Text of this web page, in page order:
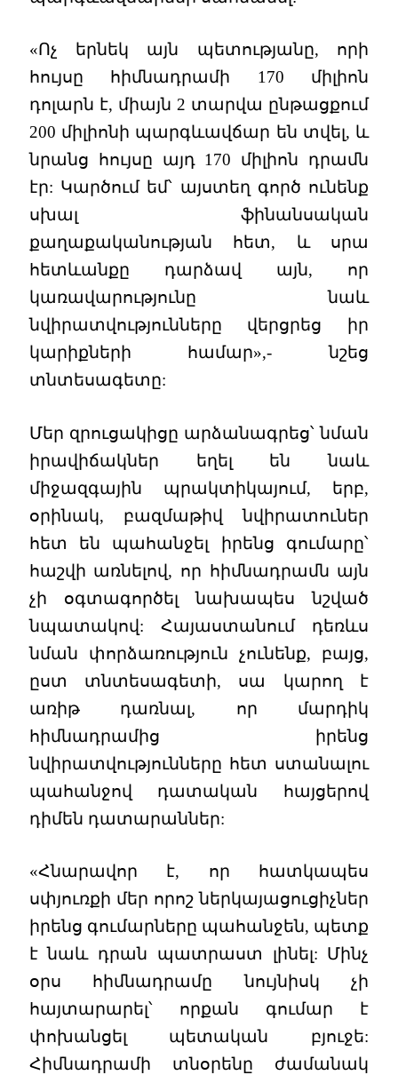
«Ոչ երնեկ այն պետությանը, որի
հույսը հիմնադրամի 170 միլիոն
դոլարն է, միայն 2 տարվա ընթացքում
200 միլիոնի պարգևավճար են տվել, և
նրանց հույսը այդ 170 միլիոն դրամն
էր: Կարծում եմ՝ այստեղ գործ ունենք
սխալ ֆինանսական
քաղաքականության հետ, և սրա
հետևանքը դարձավ այն, որ
կառավարությունը նաև
նվիրատվությունները վերցրեց իր
կարիքների համար»,- նշեց
տնտեսագետը:
Մեր զրուցակիցը արձանագրեց՝ նման
իրավիճակներ եղել են նաև
միջազգային պրակտիկայում, երբ,
օրինակ, բազմաթիվ նվիրատուներ
հետ են պահանջել իրենց գումարը՝
հաշվի առնելով, որ հիմնադրամն այն
չի օգտագործել նախապես նշված
նպատակով: Հայաստանում դեռևս
նման փորձառություն չունենք, բայց,
ըստ տնտեսագետի, սա կարող է
առիթ դառնալ, որ մարդիկ
հիմնադրամից իրենց
նվիրատվությունները հետ ստանալու
պահանջով դատական հայցերով
դիմեն դատարաններ:
«Հնարավոր է, որ հատկապես
սփյուռքի մեր որոշ ներկայացուցիչներ
իրենց գումարները պահանջեն, պետք
է նաև դրան պատրաստ լինել: Մինչ
օրս հիմնադրամը նույնիսկ չի
հայտարարել՝ որքան գումար է
փոխանցել պետական բյուջե:
Հիմնադրամի տնօրենը ժամանակ